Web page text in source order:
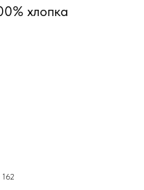
хлопка